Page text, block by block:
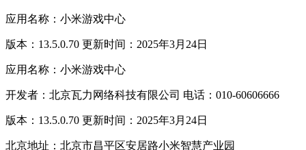
应用名称：小米游戏中心
版本：13.5.0.70 更新时间：2025年3月24日
应用名称：小米游戏中心
开发者：北京瓦力网络科技有限公司 电话：010-60606666
版本：13.5.0.70 更新时间：2025年3月24日
北京地址：北京市昌平区安居路小米智慧产业园